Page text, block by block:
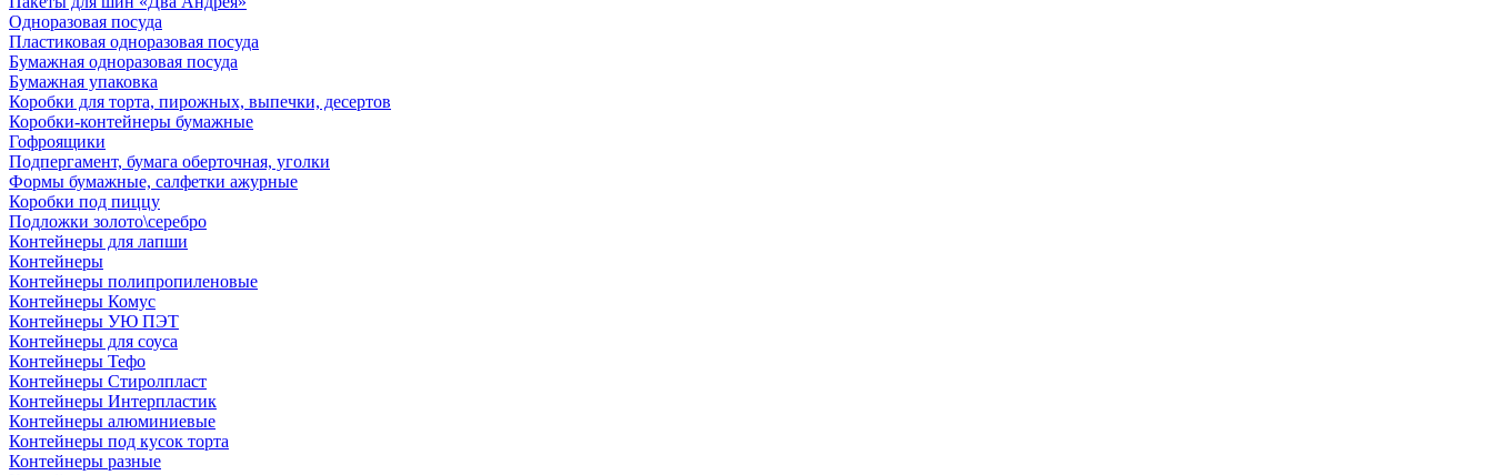
Одноразовая посуда
Пластиковая одноразовая посуда
Бумажная одноразовая посуда
Бумажная упаковка
Коробки для торта, пирожных, выпечки, десертов
Коробки-контейнеры бумажные
Гофроящики
Подпергамент, бумага оберточная, уголки
Формы бумажные, салфетки ажурные
Коробки под пиццу
Подложки золото\серебро
Контейнеры для лапши
Контейнеры
Контейнеры полипропиленовые
Контейнеры Комус
Контейнеры УЮ ПЭТ
Контейнеры для соуса
Контейнеры Тефо
Контейнеры Стиролпласт
Контейнеры Интерпластик
Контейнеры алюминиевые
Контейнеры под кусок торта
Контейнеры разные